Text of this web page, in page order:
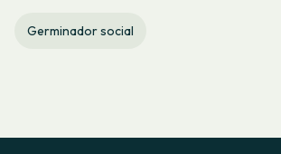
Germinador social